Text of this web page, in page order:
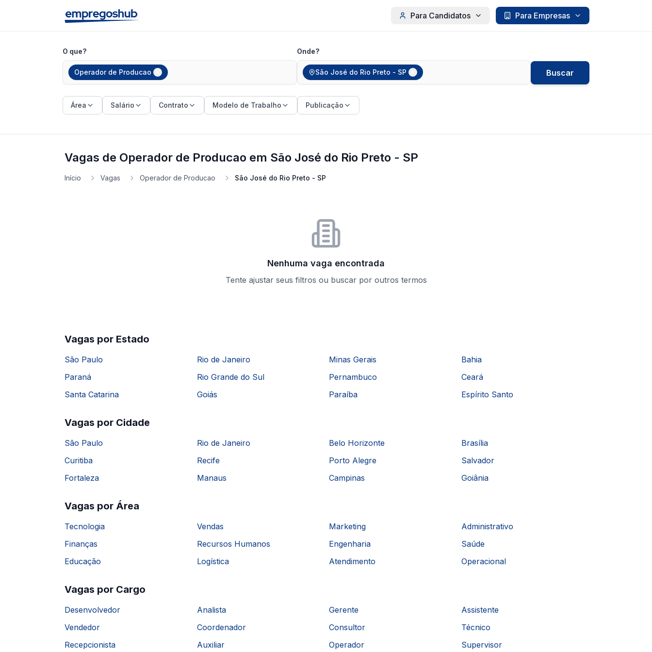
Para Candidatos Para Empresas
O que?
Operador de Producao
Onde?
São José do Rio Preto - SP Buscar
Área Salário Contrato Modelo de Trabalho Publicação
Vagas de Operador de Producao em São José do Rio Preto - SP
Início Vagas Operador de Producao São José do Rio Preto - SP
Nenhuma vaga encontrada
Tente ajustar seus filtros ou buscar por outros termos
Vagas por Estado
São Paulo Rio de Janeiro Minas Gerais
Bahia
Paraná
Rio Grande do Sul Pernambuco
Ceará
Santa Catarina
Goiás Paraíba Espírito Santo
Vagas por Cidade
São Paulo Rio de Janeiro Belo Horizonte
Brasília
Curitiba
Recife Porto Alegre
Salvador
Fortaleza
Manaus Campinas Goiânia
Vagas por Área
Tecnologia Vendas Marketing
Administrativo
Finanças
Recursos Humanos Engenharia
Saúde
Educação
Logística Atendimento Operacional
Vagas por Cargo
Desenvolvedor Analista Gerente
Assistente
Vendedor
Coordenador Consultor
Técnico
Recepcionista
Auxiliar Operador Supervisor